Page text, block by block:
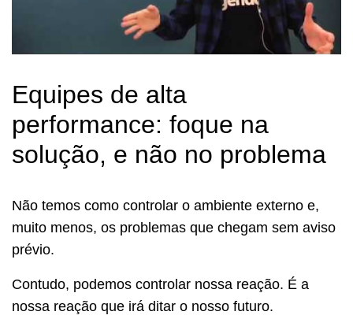
Equipes de alta
performance: foque na
solução, e não no problema
Não temos como controlar o ambiente externo e,
muito menos, os problemas que chegam sem aviso
prévio.
Contudo, podemos controlar nossa reação. É a
nossa reação que irá ditar o nosso futuro.